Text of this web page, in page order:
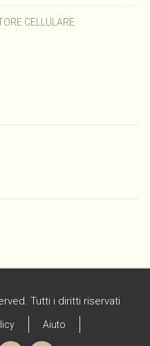
CELLULARE
Tutti i diritti riservati
Aiuto